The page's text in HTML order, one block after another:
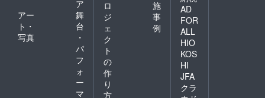
ア
アー
ト・
写真
舞
台
・
パ
フ
ォ
ー
マ
ロ
ジ
ェ
ク
ト
の
作
り
方
施
事
例
AD
FOR
ALL
HIO
KOS
HI
JFA
クラ